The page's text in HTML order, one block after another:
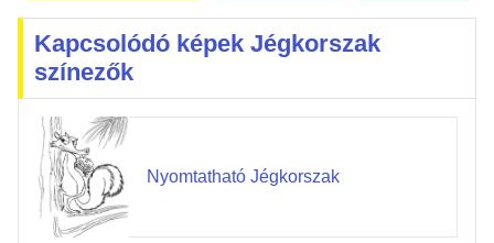
Kapcsolódó képek Jégkorszak
színezők
Nyomtatható Jégkorszak